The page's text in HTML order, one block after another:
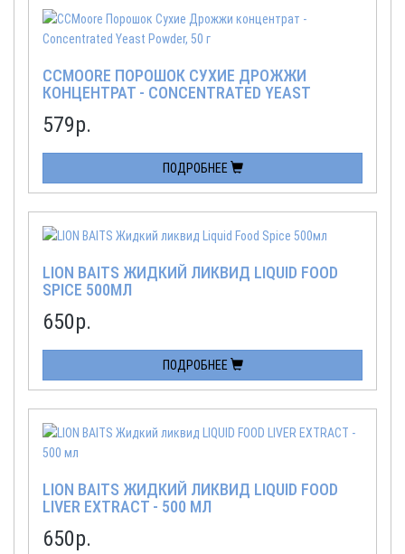
CCMOORE ПОРОШОК СУХИЕ ДРОЖЖИ
КОНЦЕНТРАТ - CONCENTRATED YEAST
579р.
ПОДРОБНЕЕ
LION BAITS ЖИДКИЙ ЛИКВИД LIQUID FOOD
SPICE 500МЛ
650р.
ПОДРОБНЕЕ
LION BAITS ЖИДКИЙ ЛИКВИД LIQUID FOOD
LIVER EXTRACT - 500 МЛ
650р.